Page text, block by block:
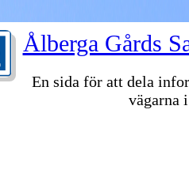
Ålberga Gårds
En sida för att dela
vägarna